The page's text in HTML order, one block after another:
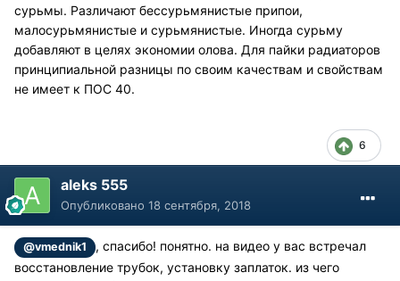
сурьмы. Различают бессурьмянистые припои,
малосурьмянистые и сурьмянистые. Иногда сурьму
добавляют в целях экономии олова. Для пайки радиаторов
принципиальной разницы по своим качествам и свойствам
не имеет к ПОС 40.
6
aleks 555
Опубликовано 18 сентября, 2018
@vmednik1
, спасибо! понятно. на видео у вас встречал
восстановление трубок, установку заплаток. из чего